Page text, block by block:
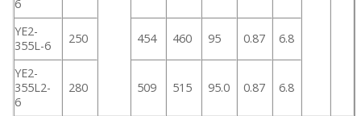
6
YE2-
355L-6
250 454 460 95 0.87 6.8
YE2-
355L2-
6
280 509 515 95.0 0.87 6.8